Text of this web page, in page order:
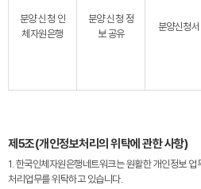
분양 신청 인
체자원은행
분양 신청 정
보 공유
분양신청서
제5조(개인정보처리의 위탁에 관한 사항)
1. 한국인체자원은행네트워크는 원활한 개인정보
처리업무를 위탁하고 있습니다.